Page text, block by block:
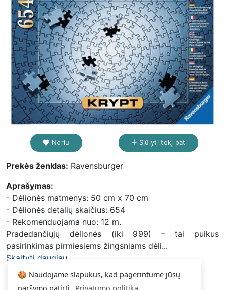
🍪 Naudojame slapukus, kad pagerintume jūsų
naršymo patirtį.
Privatumo politika
Noriu Siūlyti tokį pat
Prekės ženklas: Ravensburger
Aprašymas:
- Dėlionės matmenys: 50 cm x 70 cm
- Dėlionės detalių skaičius: 654
- Rekomenduojama nuo: 12 m.
Pradedančiųjų dėlionės (iki 999) – tai puikus
pasirinkimas pirmiesiems žingsniams dėli...
Skaityti daugiau...